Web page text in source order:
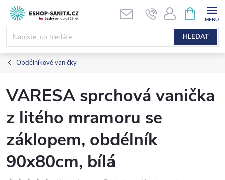
Přejít
obsah
HLEDAT
NÁKUPNÍ
KOŠÍK
Obdélníkové vaničky
VARESA sprchová vanička
z litého mramoru se
záklopem, obdélník
90x80cm, bílá